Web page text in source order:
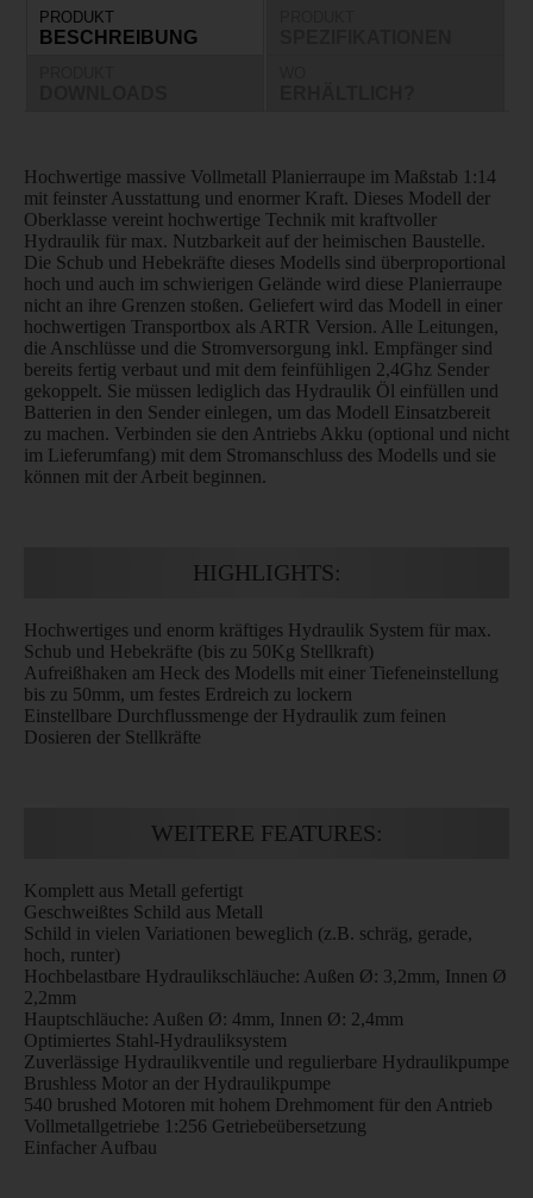
PRODUKT
BESCHREIBUNG
Hochwertige massive Vollmetall Planierraupe im Maßstab 1:14
mit feinster Ausstattung und enormer Kraft. Dieses Modell der
Oberklasse vereint hochwertige Technik mit kraftvoller
Hydraulik für max. Nutzbarkeit auf der heimischen Baustelle.
Die Schub und Hebekräfte dieses Modells sind überproportional
hoch und auch im schwierigen Gelände wird diese Planierraupe
nicht an ihre Grenzen stoßen. Geliefert wird das Modell in einer
hochwertigen Transportbox als ARTR Version. Alle Leitungen,
die Anschlüsse und die Stromversorgung inkl. Empfänger sind
bereits fertig verbaut und mit dem feinfühligen 2,4Ghz Sender
gekoppelt. Sie müssen lediglich das Hydraulik Öl einfüllen und
Batterien in den Sender einlegen, um das Modell Einsatzbereit
zu machen. Verbinden sie den Antriebs Akku (optional und nicht
im Lieferumfang) mit dem Stromanschluss des Modells und sie
können mit der Arbeit beginnen.
HIGHLIGHTS:
Hochwertiges und enorm kräftiges Hydraulik System für max.
Schub und Hebekräfte (bis zu 50Kg Stellkraft)
Aufreißhaken am Heck des Modells mit einer Tiefeneinstellung
bis zu 50mm, um festes Erdreich zu lockern
Einstellbare Durchflussmenge der Hydraulik zum feinen
Dosieren der Stellkräfte
WEITERE FEATURES:
Komplett aus Metall gefertigt
Geschweißtes Schild aus Metall
Schild in vielen Variationen beweglich (z.B. schräg, gerade,
hoch, runter)
Hochbelastbare Hydraulikschläuche: Außen Ø: 3,2mm, Innen Ø
2,2mm
Hauptschläuche: Außen Ø: 4mm, Innen Ø: 2,4mm
Optimiertes Stahl-Hydrauliksystem
Zuverlässige Hydraulikventile und regulierbare Hydraulikpumpe
Brushless Motor an der Hydraulikpumpe
540 brushed Motoren mit hohem Drehmoment für den Antrieb
Vollmetallgetriebe 1:256 Getriebeübersetzung
Einfacher Aufbau